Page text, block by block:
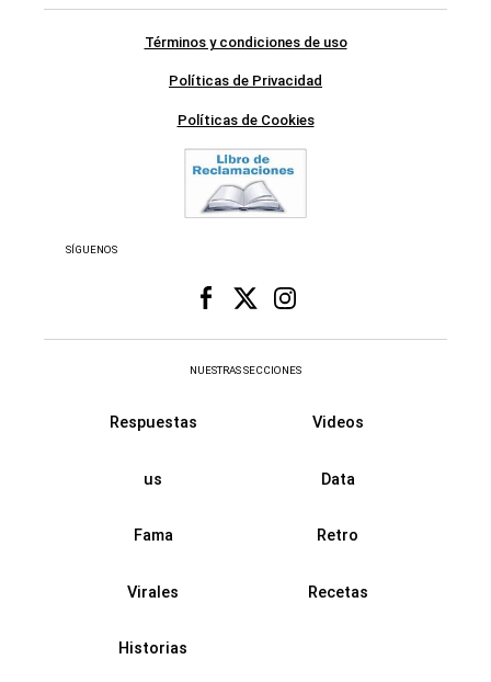
Términos y condiciones de uso
Políticas de Privacidad
Políticas de Cookies
SÍGUENOS
NUESTRAS SECCIONES
Respuestas Videos
us Data
Fama Retro
Virales Recetas
Historias